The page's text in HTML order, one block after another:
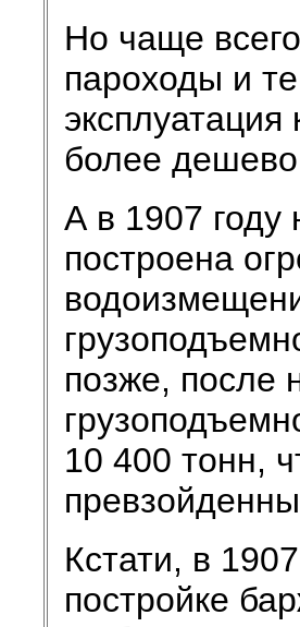
Но чаще
пароходы и
более
А в 1907
построена
позже, после
10 400 тонн,
Кстати, в
постройке